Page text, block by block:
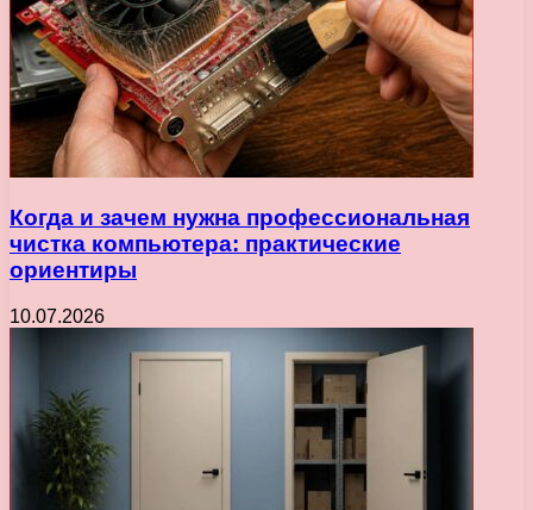
Когда и зачем нужна профессиональная
чистка компьютера: практические
ориентиры
10.07.2026